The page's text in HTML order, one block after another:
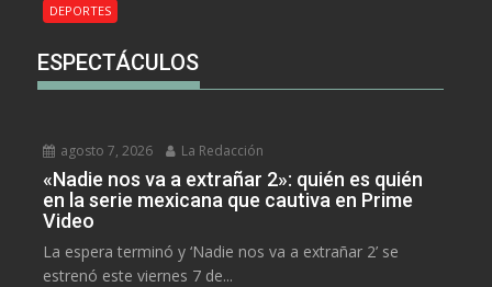
DEPORTES
ESPECTÁCULOS
agosto 7, 2026 La Redacción
«Nadie nos va a extrañar 2»: quién es quién
en la serie mexicana que cautiva en Prime
Video
La espera terminó y ‘Nadie nos va a extrañar 2’ se
estrenó este viernes 7 de...